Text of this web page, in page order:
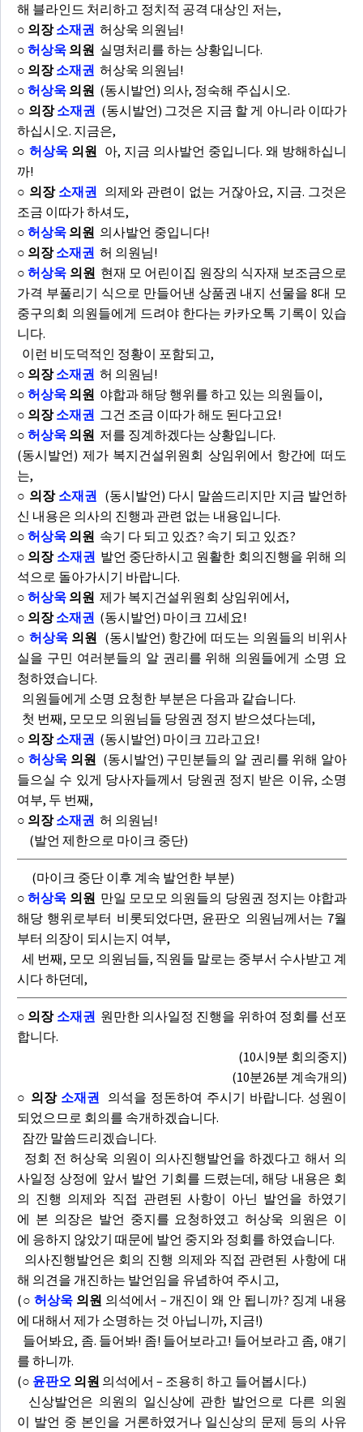
해 블라인드 처리하고 정치적 공격 대상인 저는,
○ 의장소재권 허상욱 의원님!
○ 허상욱 의원 실명처리를 하는 상황입니다.
○ 의장소재권 허상욱 의원님!
○ 허상욱 의원 (동시발언) 의사, 정숙해 주십시오.
○ 의장소재권 (동시발언) 그것은 지금 할 게 아니라 이따가
하십시오. 지금은,
○허상욱 의원 아, 지금 의사발언 중입니다. 왜 방해하십니
까!
○ 의장 소재권 의제와 관련이 없는 거잖아요, 지금. 그것은
조금 이따가 하셔도,
○ 허상욱 의원 의사발언 중입니다!
○ 의장소재권 허 의원님!
○허상욱 의원 현재 모 어린이집 원장의 식자재 보조금으로
가격 부풀리기 식으로 만들어낸 상품권 내지 선물을 8대 모
중구의회 의원들에게 드려야 한다는 카카오톡 기록이 있습
니다.
이런 비도덕적인 정황이 포함되고,
○ 의장소재권 허 의원님!
○ 허상욱 의원 야합과 해당 행위를 하고 있는 의원들이,
○ 의장소재권 그건 조금 이따가 해도 된다고요!
○ 허상욱 의원 저를 징계하겠다는 상황입니다.
(동시발언) 제가 복지건설위원회 상임위에서 항간에 떠도
는,
○ 의장 소재권 (동시발언) 다시 말씀드리지만 지금 발언하
신 내용은 의사의 진행과 관련 없는 내용입니다.
○ 허상욱 의원 속기 다 되고 있죠? 속기 되고 있죠?
○ 의장 소재권 발언 중단하시고 원활한 회의진행을 위해 의
석으로 돌아가시기 바랍니다.
○ 허상욱 의원 제가 복지건설위원회 상임위에서,
○ 의장소재권 (동시발언) 마이크 끄세요!
○허상욱 의원 (동시발언) 항간에 떠도는 의원들의 비위사
실을 구민 여러분들의 알 권리를 위해 의원들에게 소명 요
청하였습니다.
의원들에게 소명 요청한 부분은 다음과 같습니다.
첫 번째, 모모모 의원님들 당원권 정지 받으셨다는데,
○ 의장소재권 (동시발언) 마이크 끄라고요!
○허상욱 의원 (동시발언) 구민분들의 알 권리를 위해 알아
들으실 수 있게 당사자들께서 당원권 정지 받은 이유, 소명
여부, 두 번째,
○ 의장소재권 허 의원님!
(발언 제한으로 마이크 중단)
(마이크 중단 이후 계속 발언한 부분)
○허상욱 의원 만일 모모모 의원들의 당원권 정지는 야합과
해당 행위로부터 비롯되었다면, 윤판오 의원님께서는 7월
부터 의장이 되시는지 여부,
세 번째, 모모 의원님들, 직원들 말로는 중부서 수사받고 계
시다 하던데,
○ 의장 소재권 원만한 의사일정 진행을 위하여 정회를 선포
합니다.
(10시9분 회의중지)
(10분26분 계속개의)
○ 의장 소재권 의석을 정돈하여 주시기 바랍니다. 성원이
되었으므로 회의를 속개하겠습니다.
잠깐 말씀드리겠습니다.
정회 전 허상욱 의원이 의사진행발언을 하겠다고 해서 의
사일정 상정에 앞서 발언 기회를 드렸는데, 해당 내용은 회
의 진행 의제와 직접 관련된 사항이 아닌 발언을 하였기
에 본 의장은 발언 중지를 요청하였고 허상욱 의원은 이
에 응하지 않았기 때문에 발언 중지와 정회를 하였습니다.
의사진행발언은 회의 진행 의제와 직접 관련된 사항에 대
해 의견을 개진하는 발언임을 유념하여 주시고,
(○허상욱 의원 의석에서 – 개진이 왜 안 됩니까? 징계 내용
에 대해서 제가 소명하는 것 아닙니까, 지금!)
들어봐요, 좀. 들어봐! 좀! 들어보라고! 들어보라고 좀, 얘기
를 하니까.
(○ 윤판오 의원 의석에서 – 조용히 하고 들어봅시다.)
신상발언은 의원의 일신상에 관한 발언으로 다른 의원
이 발언 중 본인을 거론하였거나 일신상의 문제 등의 사유